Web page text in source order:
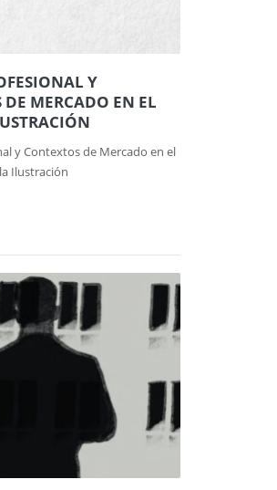
Y
DE MERCADO EN EL
y Contextos de Mercado en el
Ilustración